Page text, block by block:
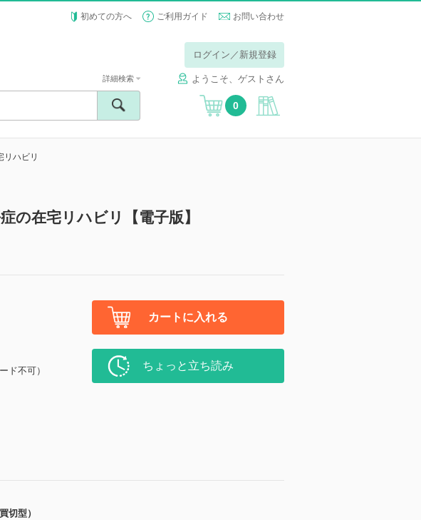
初めての方へ ご利用ガイド お問い合わせ
ログイン／新規登録
ようこそ、ゲストさん
詳細検索
0
リハビリ
の在宅リハビリ【電子版】
ド不可）
カートに入れる
ちょっと立ち読み
切型）